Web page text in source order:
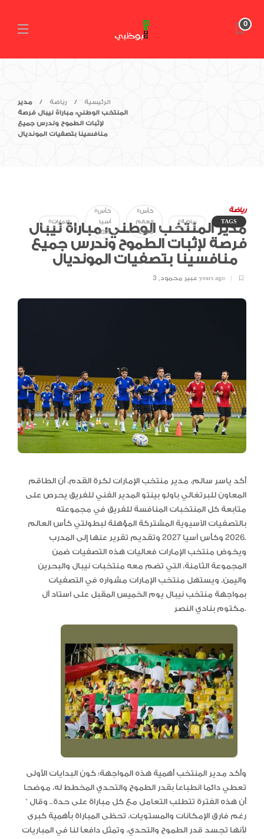
0
الرئيسية رياضة
مدير
المنتخب الوطني: مباراة نيبال فرصة
لإثبات الطموح وندرس جميع
منافسينا بتصفيات المونديال
رياضة
مدير المنتخب الوطني: مباراة نيبال
فرصة لإثبات الطموح وندرس جميع
عبير محمود, 3 years ago
أكد ياسر سالم، مدير منتخب الإمارات لكرة القدم، أن الطاقم
المعاون للبرتغالي باولو بينتو المدير الفني للفريق يحرص على
متابعة كل المنتخبات المنافسة للفريق في مجموعته
بالتصفيات الآسيوية المشتركة المؤهلة لبطولتي كأس العالم
2026 وكأس آسيا 2027 وتقديم تقرير عنها إلى المدرب.
ويخوض منتخب الإمارات فعاليات هذه التصفيات ضمن
المجموعة الثامنة، التي تضم معه منتخبات نيبال والبحرين
واليمن، ويستهل منتخب الإمارات مشواره في التصفيات
بمواجهة منتخب نيبال يوم الخميس المقبل على استاد آل
مكتوم بنادي النصر.
وأكد مدير المنتخب أهمية هذه المواجهة؛ كون البدايات الأولى
تعطي دائما انطباعاً بقدر الطموح والتحدي المخطط له، موضحا
أن هذه الفترة تتطلب التعامل مع كل مباراة على حدة.. وقال ”
رغم فارق الإمكانات والمستويات، تحظى المباراة بأهمية كبرى
لأنها تجسد قدر الطموح والتحدي، وتمثل دافعاً لنا في المباريات
TAGS #رياضة
#كأس
العالم
2026
#كأس
آسيا
2027
#الامارات